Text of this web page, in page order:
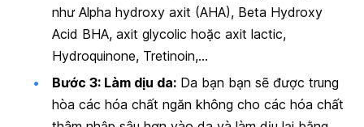
như Alpha hydroxy axit (AHA), Beta Hydroxy
Acid BHA, axit glycolic hoặc axit lactic,
Hydroquinone, Tretinoin,…
Bước 3: Làm dịu da: Da bạn bạn sẽ được trung
hòa các hóa chất ngăn không cho các hóa chất